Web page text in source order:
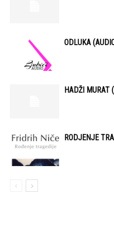
ODLUKA
HADŽI MURAT
RODJENJE